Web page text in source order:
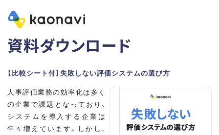
資料ダウンロード
【比較シート付】失敗しない評価システムの選び方
人事評価業務の効率化は多く
の企業で課題となっており、
システムを導入する企業は
年々増えています。しかし、